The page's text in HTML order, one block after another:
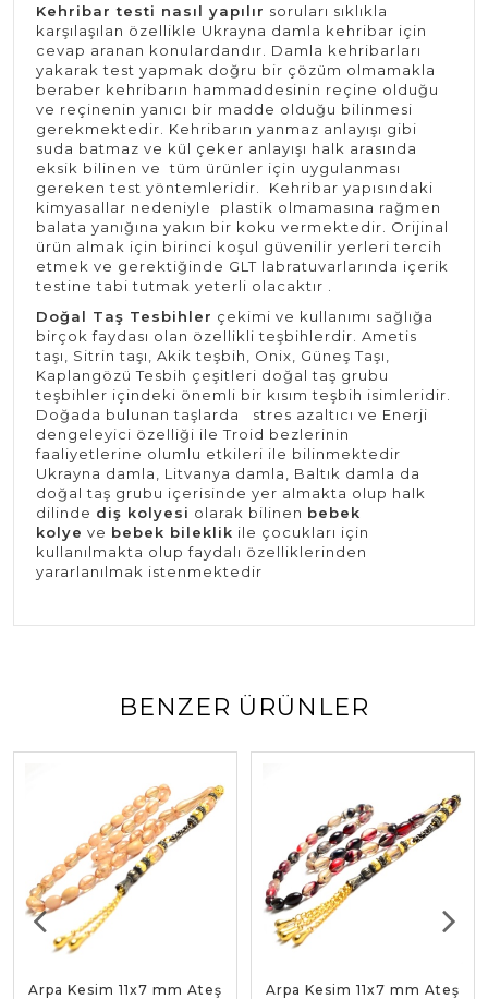
Kehribar testi nasıl yapılır soruları sıklıkla
karşılaşılan özellikle Ukrayna damla kehribar için
cevap aranan konulardandır. Damla kehribarları
yakarak test yapmak doğru bir çözüm olmamakla
beraber kehribarın hammaddesinin reçine olduğu
ve reçinenin yanıcı bir madde olduğu bilinmesi
gerekmektedir. Kehribarın yanmaz anlayışı gibi
suda batmaz ve kül çeker anlayışı halk arasında
eksik bilinen ve tüm ürünler için uygulanması
gereken test yöntemleridir. Kehribar yapısındaki
kimyasallar nedeniyle plastik olmamasına rağmen
balata yanığına yakın bir koku vermektedir. Orijinal
ürün almak için birinci koşul güvenilir yerleri tercih
etmek ve gerektiğinde GLT labratuvarlarında içerik
testine tabi tutmak yeterli olacaktır .
Doğal Taş Tesbihler çekimi ve kullanımı sağlığa
birçok faydası olan özellikli teşbihlerdir. Ametis
taşı, Sitrin taşı, Akik teşbih, Onix, Güneş Taşı,
Kaplangözü Tesbih çeşitleri doğal taş grubu
teşbihler içindeki önemli bir kısım teşbih isimleridir.
Doğada bulunan taşlarda stres azaltıcı ve Enerji
dengeleyici özelliği ile Troid bezlerinin
faaliyetlerine olumlu etkileri ile bilinmektedir
Ukrayna damla, Litvanya damla, Baltık damla da
doğal taş grubu içerisinde yer almakta olup halk
dilinde diş kolyesi olarak bilinen bebek
kolye ve bebek bileklik ile çocukları için
kullanılmakta olup faydalı özelliklerinden
yararlanılmak istenmektedir
BENZER ÜRÜNLER
Arpa Kesim 11x7 mm Ateş
Arpa Kesim 11x7 mm Ateş